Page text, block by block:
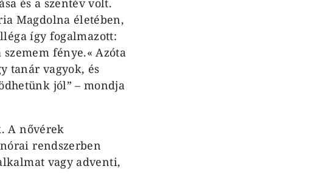
és a szentév volt.
Magdolna életében,
így fogalmazott:
fénye.« Azóta
tanár vagyok, és
jól” – mondja
A nővérek
rendszerben
vagy adventi,